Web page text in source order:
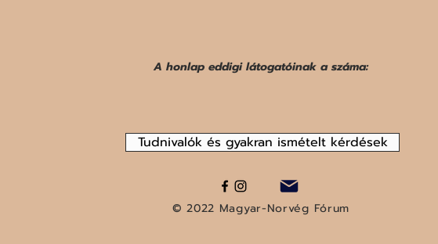
A honlap eddigi látogatóinak a száma:
Tudnivalók és gyakran ismételt kérdések
© 2022 Magyar-Norvég Fórum